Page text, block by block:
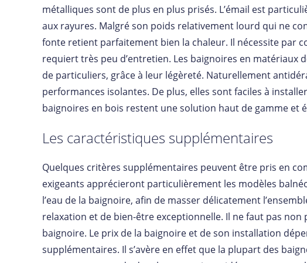
métalliques sont de plus en plus prisés. L’émail est
aux rayures. Malgré son poids relativement lourd qui ne
fonte retient parfaitement bien la chaleur. Il nécessite par
requiert très peu d’entretien. Les baignoires en matériaux
de particuliers, grâce à leur légèreté. Naturellement
performances isolantes. De plus, elles sont faciles à
baignoires en bois restent une solution haut de gamme et
Les caractéristiques supplémentaires
Quelques critères supplémentaires peuvent être pris en
exigeants apprécieront particulièrement les modèles
l’eau de la baignoire, afin de masser délicatement
relaxation et de bien-être exceptionnelle. Il ne faut pas
baignoire. Le prix de la baignoire et de son installation
supplémentaires. Il s’avère en effet que la plupart des